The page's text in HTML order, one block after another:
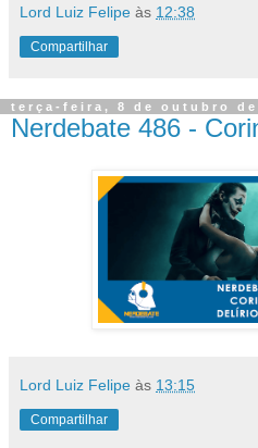
Lord Luiz Felipe às 12:38
Compartilhar
terça-feira, 8 de outubro de
Nerdebate 486 -
Lord Luiz Felipe às 13:15
Compartilhar